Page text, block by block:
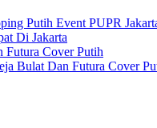
Putih Event PUPR
Di Jakarta
Cover Putih
Bulat Dan Futura Cover